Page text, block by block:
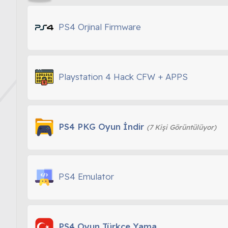
PS4 Orjinal Firmware
Playstation 4 Hack CFW + APPS
PS4 PKG Oyun İndir (7 Kişi Görüntülüyor)
PS4 Emulator